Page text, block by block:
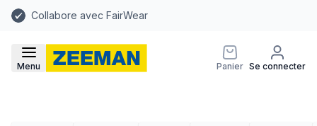
Collabore avec FairWear
Menu Panier Se connecter